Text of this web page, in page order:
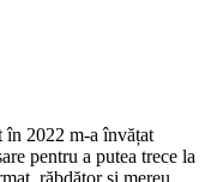
în 2022 m-a învățat
pentru a putea trece la
răbdător și mereu